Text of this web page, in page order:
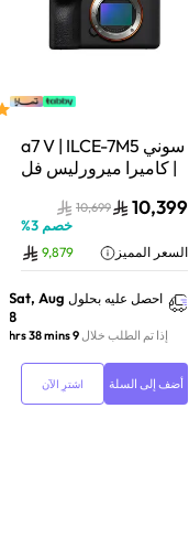
سوني a7 V | ILCE-7M5
| كاميرا ميرورليس فل
جسم الكاميرا فقط |
أسود
10,399
10,699
خصم 3
%
السعر المميز 9,879
احصل عليه بحلول Sat, Aug
8
إذا تم الطلب خلال9 hrs 38 mins
أضف إلى السلة اشترِ الآن